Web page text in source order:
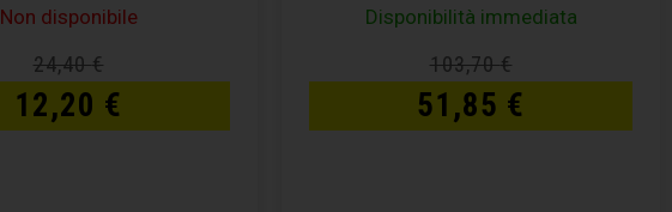
Non disponibile
24,40€
12,20 €
Disponibilità immediata
103,70€
51,85 €